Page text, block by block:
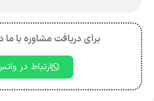
برای دریافت مشاوره با ما
ارتباط در